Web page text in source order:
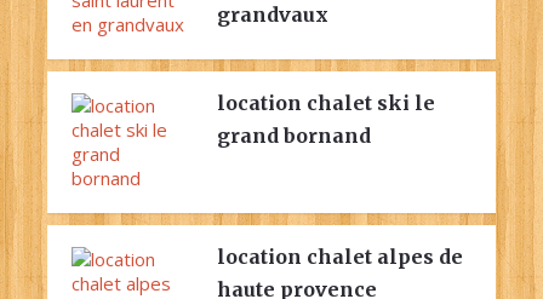
grandvaux
location chalet ski le
grand bornand
location chalet alpes de
haute provence